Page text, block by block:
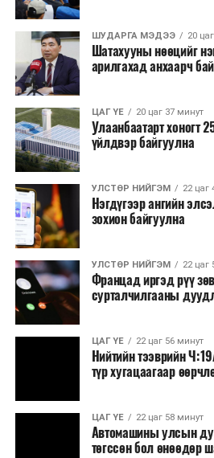
ШУДАРГА МЭДЭЭ 20
Шатахууны нөөцийг
арилгахад анхаарч
ЦАГ ҮЕ 20 цаг 37 минут
Улаанбаатарт хоногт
үйлдвэр байгуулна
УЛСТӨР НИЙГЭМ 22 цаг
Нэгдүгээр ангийн
зохион байгуулна
УЛСТӨР НИЙГЭМ 22 цаг
Францад иргэд рүү
сурталчилгааны
ЦАГ ҮЕ 22 цаг 56 минут
Нийтийн тээврийн
түр хугацаагаар
ЦАГ ҮЕ 22 цаг 58 минут
Автомашины улсын
төгссөн бол өнөөдөр